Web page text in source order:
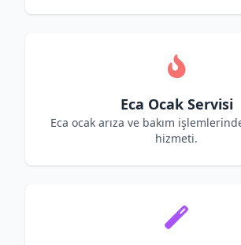
Eca Ocak Servisi
Eca ocak arıza ve bakım
hizmeti.